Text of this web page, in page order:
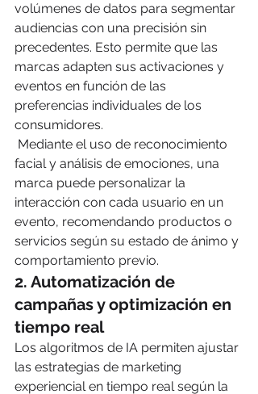
volúmenes de datos para segmentar
audiencias con una precisión sin
precedentes. Esto permite que las
marcas adapten sus activaciones y
eventos en función de las
preferencias individuales de los
consumidores.
Mediante el uso de reconocimiento
facial y análisis de emociones, una
marca puede personalizar la
interacción con cada usuario en un
evento, recomendando productos o
servicios según su estado de ánimo y
comportamiento previo.
2. Automatización de
campañas y optimización en
tiempo real
Los algoritmos de IA permiten ajustar
las estrategias de marketing
experiencial en tiempo real según la